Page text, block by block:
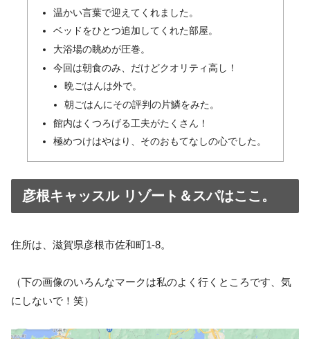
温かい言葉で迎えてくれました。
ベッドをひとつ追加してくれた部屋。
大浴場の眺めが圧巻。
今回は朝食のみ、だけどクオリティ高し！
晩ごはんは外で。
朝ごはんにその評判の片鱗をみた。
館内はくつろげる工夫がたくさん！
極めつけはやはり、そのおもてなしの心でした。
彦根キャッスル リゾート＆スパはここ。
住所は、滋賀県彦根市佐和町1-8。
（下の画像のいろんなマークは私のよく行くところです、気
にしないで！笑）